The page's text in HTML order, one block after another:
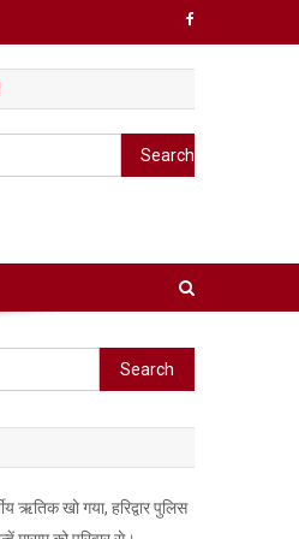
Search
for:
Search
for:
ऋतिक खो गया, हरिद्वार पुलिस